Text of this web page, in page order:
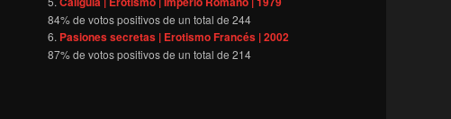
84% de votos positivos de un total de244
Pasiones secretas | Erotismo Francés | 2002
87% de votos positivos de un total de214